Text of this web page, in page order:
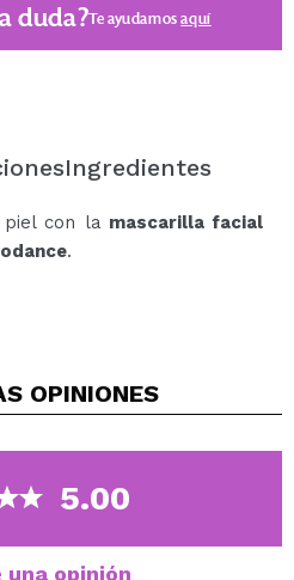
duda?Te ayudamosaquí
Ingredientes
piel con la mascarilla facial
.
esta mascarilla
calma,
de la piel.
rica en minerales
OPINIONES
5.00
una opinión